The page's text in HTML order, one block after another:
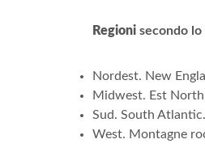
Regioni secondo lo
Nordest. New
Midwest. Est
Sud. South
West. Montagne